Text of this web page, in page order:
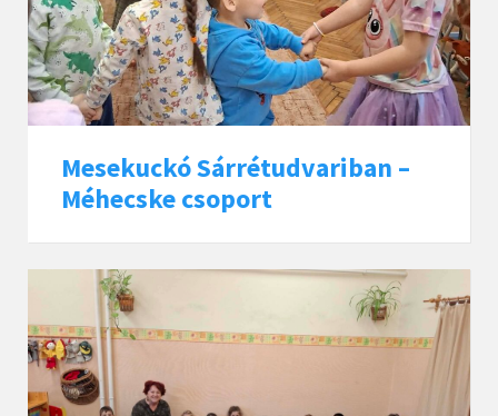
Mesekuckó Sárrétudvariban –
Méhecske csoport